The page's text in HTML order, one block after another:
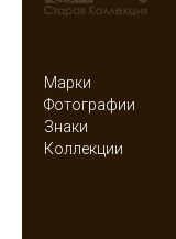
Марки
Фотографии
Знаки
Коллекции